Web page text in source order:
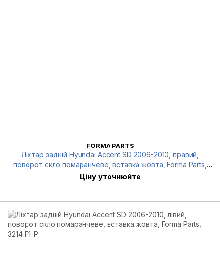
FORMA PARTS
Ліхтар задній Hyundai Accent SD 2006-2010, правий,
поворот скло помаранчеве, вставка жовта, Forma Parts,
3214 F2-P
Ціну уточнюйте